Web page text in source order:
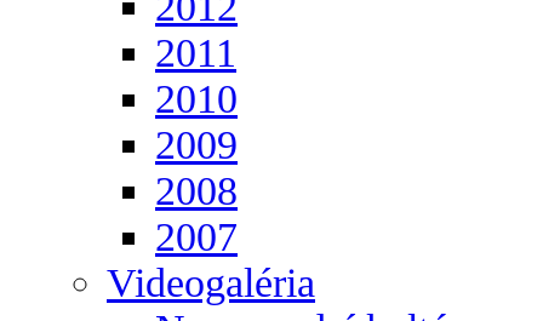
2011
2010
2009
2008
2007
Videogaléria